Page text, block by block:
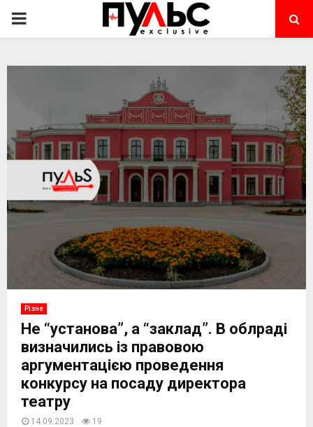
PRIMARY
Різне
Не “установа”, а “заклад”. В облраді
визначились із правовою
аргументацією проведення
конкурсу на посаду директора
театру
14.09.2023 19